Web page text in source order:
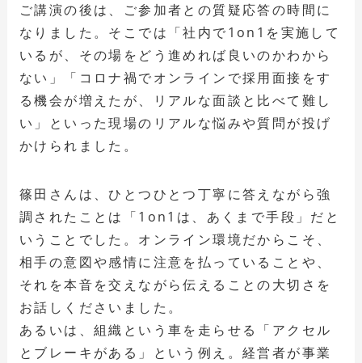
ご講演の後は、ご参加者との質疑応答の時間に
なりました。そこでは「社内で1on1を実施して
いるが、その場をどう進めれば良いのかわから
ない」「コロナ禍でオンラインで採用面接をす
る機会が増えたが、リアルな面談と比べて難し
い」といった現場のリアルな悩みや質問が投げ
かけられました。
篠田さんは、ひとつひとつ丁寧に答えながら強
調されたことは「1on1は、あくまで手段」だと
いうことでした。オンライン環境だからこそ、
相手の意図や感情に注意を払っていることや、
それを本音を交えながら伝えることの大切さを
お話しくださいました。
あるいは、組織という車を走らせる「アクセル
とブレーキがある」という例え。経営者が事業